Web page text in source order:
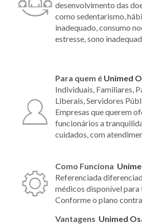
desenvolvimento das
como sedentarismo,
inadequado, consumo
estresse, sono
Para quem é Unimed
Individuais, Familiares,
Liberais, Servidores
Empresas que querem
funcionários a
cuidados, com
Como Funciona
Referenciada
médicos disponível para
Conforme o plano
Vantagens Unimed